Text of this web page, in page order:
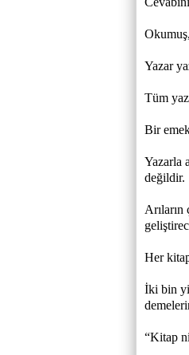
Yazar
Tüm
Bir
Yazarla
değildir.
Her
İki bin
“Kitap